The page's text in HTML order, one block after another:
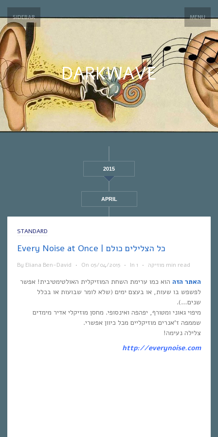
SIDEBAR MENU
DARKWAVE
2015
APRIL
STANDARD
Every Noise at Once | כל הצלילים כולם
By Eliana Ben-David • On 05/04/2015 • In מוזיקה • 1 min read
האתר הזה הוא כמו ערימת השחת המוזיקלית האולטימטיבית! אפשר
לפשפש בו שעות, או בעצם ימים (שלא לומר שבועות או בכלל
שנים…).
מיפוי גאוני ומטורף, יפהפה ואינסופי. מחסן מוזיקלי אדיר מימדים
שממפה ז’אנרים מוזיקליים מכל כיוון אפשרי.
צלילה נעימה!
http://everynoise.com